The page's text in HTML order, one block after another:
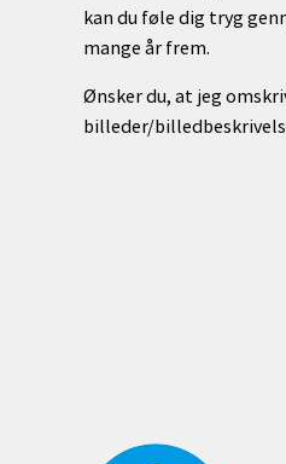
kan du føle dig tryg
mange år frem.
Ønsker du, at jeg
billeder/